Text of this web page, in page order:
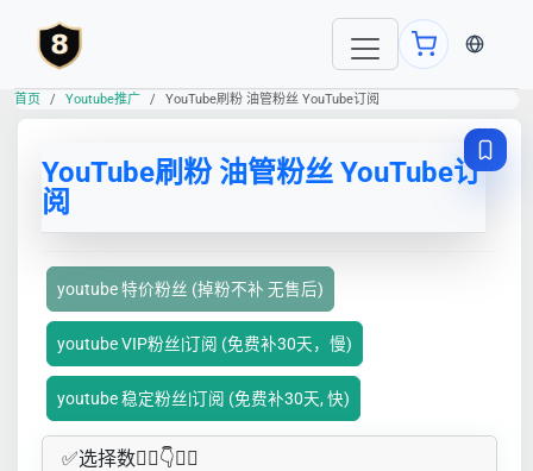
当前语
首页 Youtube推广 YouTube刷粉 油管粉丝 YouTube订阅
YouTube刷粉 油管粉丝 YouTube订
阅
youtube 特价粉丝 (掉粉不补 无售后)
youtube VIP粉丝|订阅 (免费补30天，慢)
youtube 稳定粉丝|订阅 (免费补30天, 快)
✅​选择数👇🏻​​👇👇🏻​​